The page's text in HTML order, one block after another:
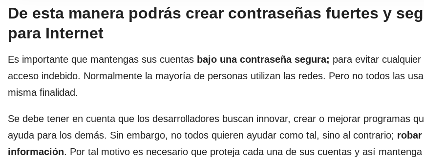
De esta manera podrás crear contraseñas fuertes y
para Internet
Es importante que mantengas sus cuentas bajo una contraseña segura; para evitar cualquier
acceso indebido. Normalmente la mayoría de personas utilizan las redes. Pero no todos las
misma finalidad.
Se debe tener en cuenta que los desarrolladores buscan innovar, crear o mejorar programas
ayuda para los demás. Sin embargo, no todos quieren ayudar como tal, sino al contrario; robar
información. Por tal motivo es necesario que proteja cada una de sus cuentas y así